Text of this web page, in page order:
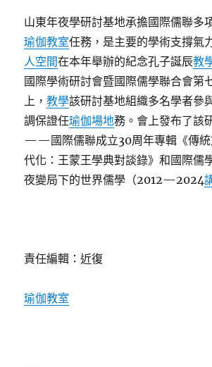
山東年夜學研討基地承擔國際儒聯多
瑜伽教室任務，是主要的學術支撐氣
人空間在本年舉辦的紀念孔子誕辰教
國際學術研討會暨國際儒學聯合會第
上，教學該研討基地組織多名學者參
調保證任瑜伽場地務。會上發布了該
——國際儒聯成立30周年專輯《傳統
代化：王蒙王學典對談錄》和國際儒
夜變局下的世界儒學（2012—2024
責任編輯：近復
瑜伽教室